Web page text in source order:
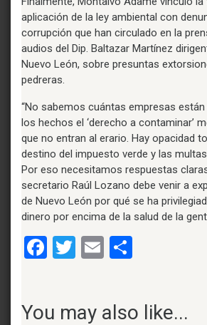
aplicación de la ley ambiental con
corrupción que han circulado en la
audios del Dip. Baltazar Martínez
Nuevo León, sobre presuntas
pedreras.
“No sabemos cuántas empresas
los hechos el ‘derecho a contaminar’
que no entran al erario. Hay opacidad
destino del impuesto verde y las
Por eso necesitamos respuestas
secretario Raúl Lozano debe venir a
de Nuevo León por qué se ha
dinero por encima de la salud de la
Facebook
Twitter
Email
You may also like...